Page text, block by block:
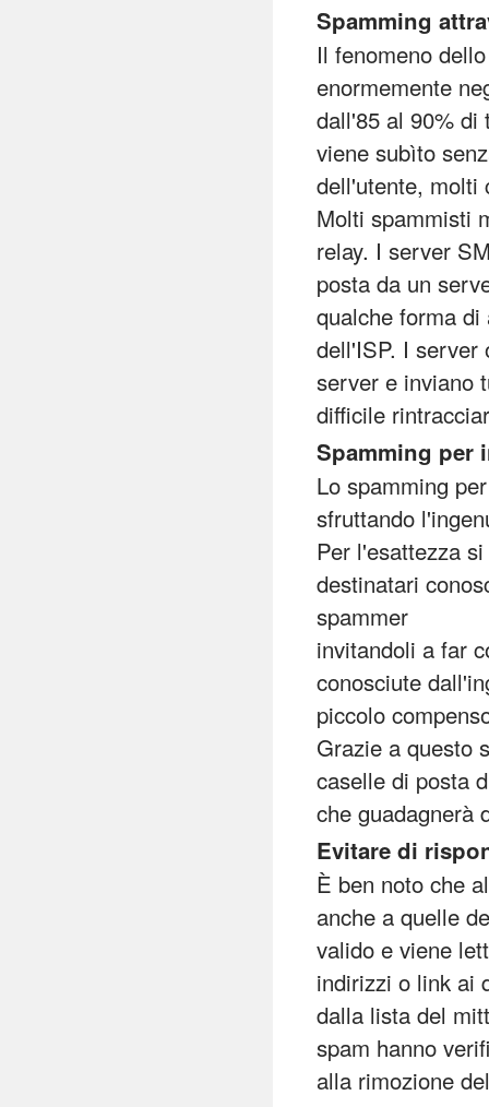
Spamming
Il fenomeno
enormemente
dall'85 al 90% di
viene subìto
dell'utente, molti
Molti spammisti
relay. I server
posta da un
qualche forma
dell'ISP. I server
server e inviano
difficile
Spamming per
Lo spamming
sfruttando
Per l'esattezza
destinatari
spammer
invitandoli a far
conosciute
piccolo
Grazie a questo
caselle di posta
che guadagnerà
Evitare di
È ben noto che
anche a quelle
valido e viene
indirizzi o link ai
dalla lista del
spam hanno
alla rimozione